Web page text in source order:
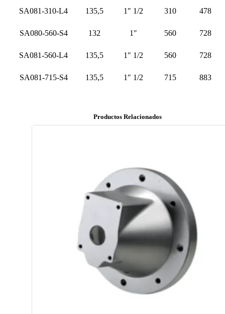
SA081-310-L4 135,5 1″ 1/2 310 478
SA080-560-S4 132 1″ 560 728
SA081-560-L4 135,5 1″ 1/2 560 728
SA081-715-S4 135,5 1″ 1/2 715 883
Productos Relacionados